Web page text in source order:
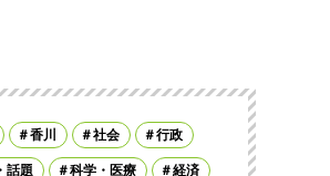
香川 社会 行政
話題 科学・医療 経済